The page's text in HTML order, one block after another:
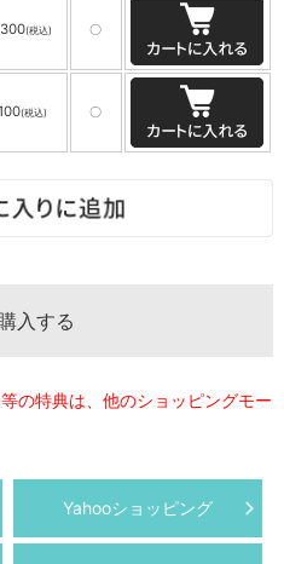
(税込) 〇
(税込) 〇
入する
の特典は、他のショッピングモー
Yahooショッピング